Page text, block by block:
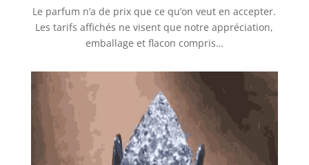
Le parfum n’a de prix que ce qu’on veut en accepter.
Les tarifs affichés ne visent que notre appréciation,
emballage et flacon compris…